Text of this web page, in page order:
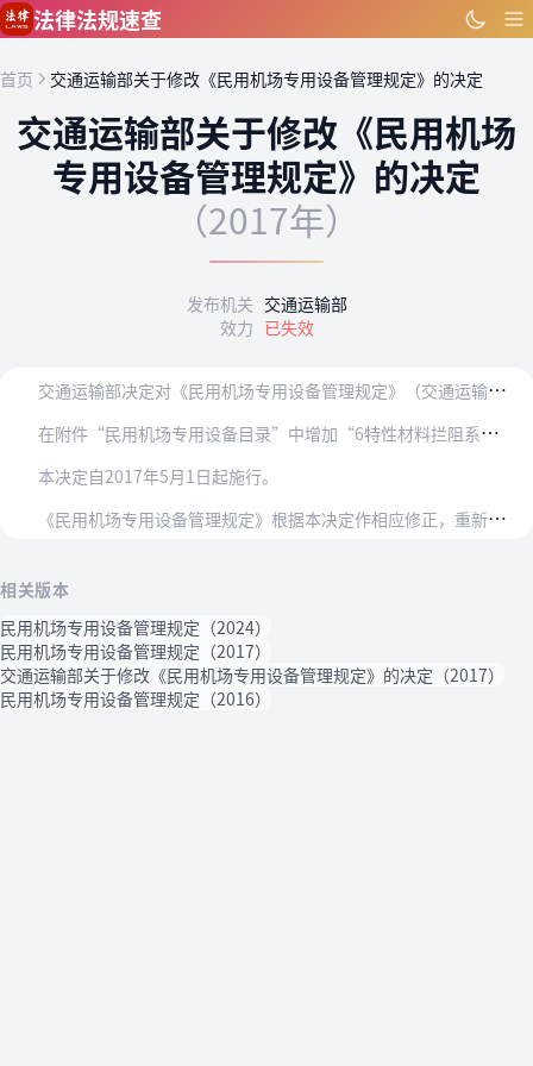
跳到主要内容
法律法规速查
首页 交通运输部关于修改《民用机场专用设备管理规定》的决定
交通运输部关于修改《民用机场
专用设备管理规定》的决定
（2017年）
发布机关 交通运输部
效力 已失效
交
通运输部决定对《民用机场专用设备管理规定》（交通运输部令2016年第39号）作如下修改：
在
附件“民用机场专用设备目录”中增加“6特性材料拦阻系统（EMAS）”。
本决定自2017年5月1日起施行。
《
民用机场专用设备管理规定》根据本决定作相应修正，重新发布。
相关版本
民用机场专用设备管理规定（2024）
民用机场专用设备管理规定（2017）
交通运输部关于修改《民用机场专用设备管理规定》的决定（2017）
民用机场专用设备管理规定（2016）